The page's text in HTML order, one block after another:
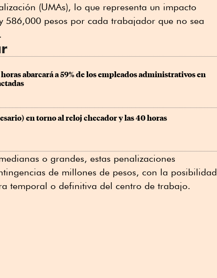
(UMAs), lo que representa un impacto
586,000 pesos por cada trabajador que no sea
abarcará a 59% de los empleados administrativos en
en torno al reloj checador y las 40 horas
o grandes, estas penalizaciones
de millones de pesos, con la posibilidad
temporal o definitiva del centro de trabajo.